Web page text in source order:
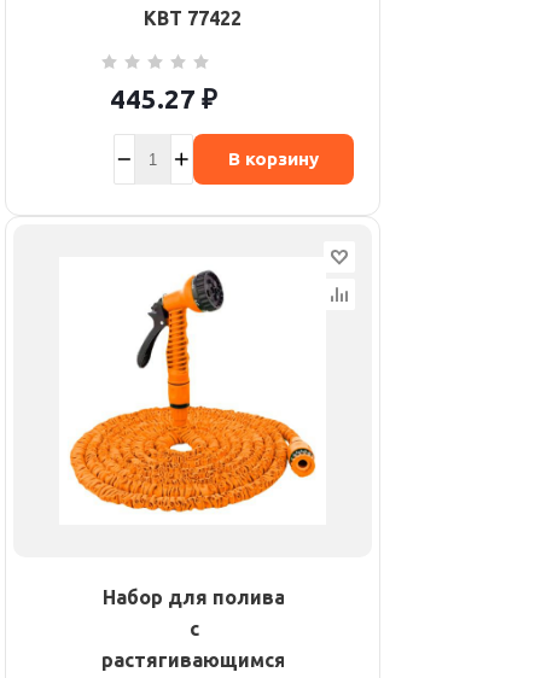
КВТ 77422
445.27 ₽
В корзину
Набор для полива
с
растягивающимся